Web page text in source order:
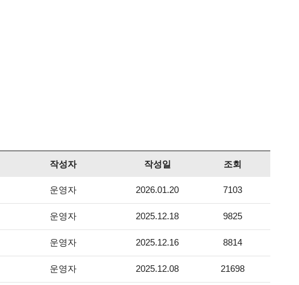
작성자 작성일 조회
운영자 2026.01.20 7103
운영자 2025.12.18 9825
운영자 2025.12.16 8814
운영자 2025.12.08 21698